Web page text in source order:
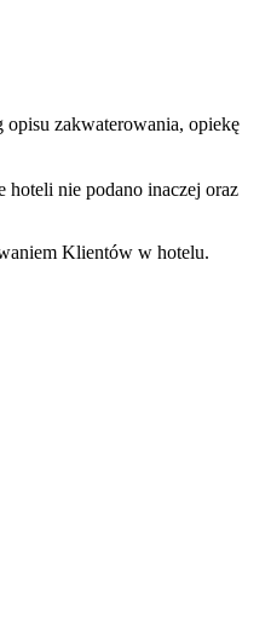
zakwaterowania, opiekę
nie podano inaczej oraz
Klientów w hotelu.